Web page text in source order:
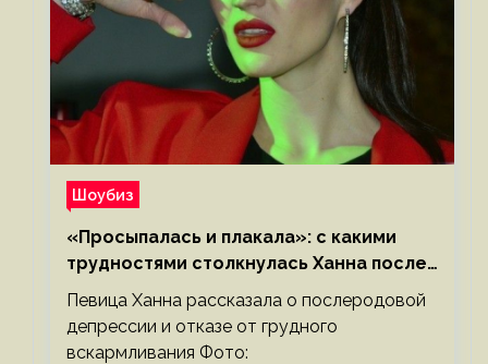
Шоубиз
«Просыпалась и плакала»: с какими
трудностями столкнулась Ханна после
родов
Певица Ханна рассказала о послеродовой
депрессии и отказе от грудного
вскармливания Фото: